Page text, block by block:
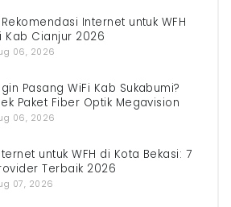
Internet untuk WFH
Kab Cianjur 2026
06, 2026
Pasang WiFi Kab Sukabumi?
Paket Fiber Optik Megavision
06, 2026
untuk WFH di Kota Bekasi: 7
Terbaik 2026
07, 2026